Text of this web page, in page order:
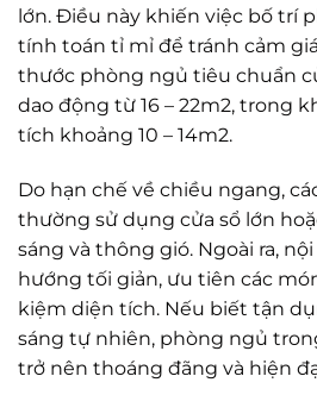
lớn. Điều này khiến việc bố trí
tính toán tỉ mỉ để tránh cảm
thước phòng ngủ tiêu chuẩn
dao động từ 16 – 22m2, trong
tích khoảng 10 – 14m2.
Do hạn chế về chiều ngang,
thường sử dụng cửa sổ lớn
sáng và thông gió. Ngoài ra,
hướng tối giản, ưu tiên các
kiệm diện tích. Nếu biết tận
sáng tự nhiên, phòng ngủ
trở nên thoáng đãng và hiện